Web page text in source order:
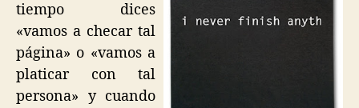
tiempo dices
«vamos a checar tal
página» o «vamos a
platicar con tal
persona» y cuando